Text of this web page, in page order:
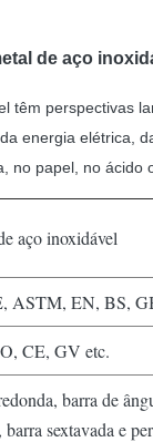
de aço
têm perspectivas
energia elétrica,
no papel, no ácido
aço inoxidável
ASTM, EN, BS,
CE, GV etc.
barra de
sextavada e